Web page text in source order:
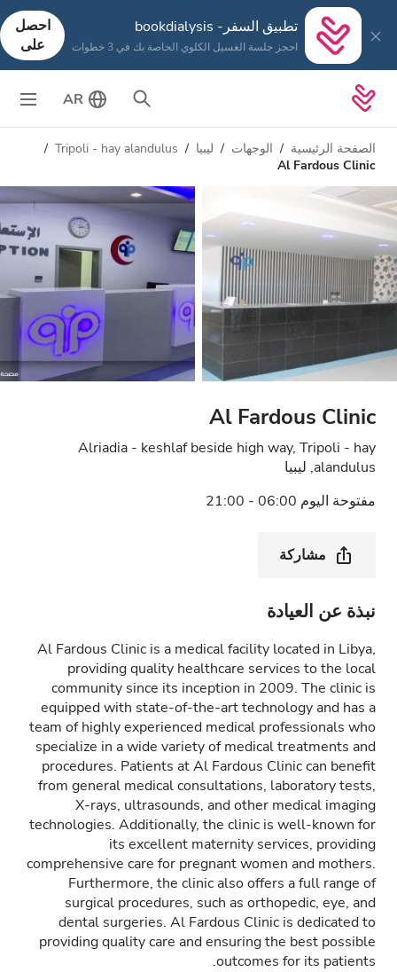
تطبيق السفر- bookdialysis
احجز جلسة الغسيل الكلوي الخاصة بك في 3 خطوات
احصل
على
AR
الصفحة الرئيسية الوجهات ليبيا
Tripoli - hay alandulus
Al Fardous Clinic
Al Fardous Clinic
Alriadia - keshlaf beside high way, Tripoli - hay
alandulus, ليبيا
مفتوحة اليوم 06:00 - 21:00
مشاركة
نبذة عن العيادة
Al Fardous Clinic is a medical facility located in Libya,
providing quality healthcare services to the local
community since its inception in 2009. The clinic is
equipped with state-of-the-art technology and has a
team of highly experienced medical professionals who
specialize in a wide variety of medical treatments and
procedures. Patients at Al Fardous Clinic can benefit
from general medical consultations, laboratory tests,
X-rays, ultrasounds, and other medical imaging
technologies. Additionally, the clinic is well-known for
its excellent maternity services, providing
comprehensive care for pregnant women and mothers.
Furthermore, the clinic also offers a full range of
surgical procedures, such as orthopedic, eye, and
dental surgeries. Al Fardous Clinic is dedicated to
providing quality care and ensuring the best possible
outcomes for its patients.